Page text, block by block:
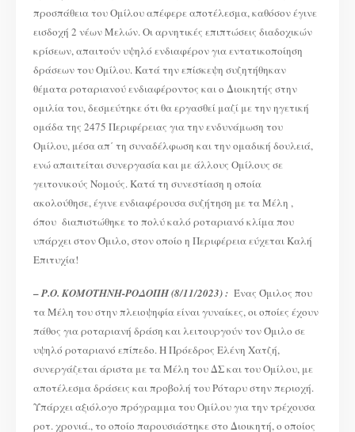
προσπάθεια του Ομίλου απέφερε αποτέλεσμα, καθόσον έγινε
εισδοχή 2 νέων Μελών. Οι αρνητικές επιπτώσεις διαδοχικών
κρίσεων, απαιτούν υψηλό ενδιαφέρον για εντατικοποίηση
δράσεων του Ομίλου. Κατά την επίσκεψη συζητήθηκαν
θέματα ροταριανού ενδιαφέροντος και ο Διοικητής στην
ομιλία του, δεσμεύτηκε ότι θα εργασθεί μαζί με την ηγετική
ομάδα της 2475 Περιφέρειας για την ενδυνάμωση του
Ομίλου, μέσα απ΄ τη συναδέλφωση και την ομαδική δουλειά,
ενώ απαιτείται συνεργασία και με άλλους Ομίλους σε
γειτονικούς Νομούς. Κατά τη συνεστίαση η οποία
ακολούθησε, έγινε ενδιαφέρουσα συζήτηση με τα Μέλη ,
όπου διαπιστώθηκε το πολύ καλό ροταριανό κλίμα που
υπάρχει στον Όμιλο, στον οποίο η Περιφέρεια εύχεται Καλή
Επιτυχία!
–Ρ.Ο. ΚΟΜΟΤΗΝΗ-ΡΟΔΟΠΗ (8/11/2023) :Ένας Όμιλος που
τα Μέλη του στην πλειοψηφία είναι γυναίκες, οι οποίες έχουν
πάθος για ροταριανή δράση και λειτουργούν τον Όμιλο σε
υψηλό ροταριανό επίπεδο. Η Πρόεδρος Ελένη Χατζή,
συνεργάζεται άριστα με τα Μέλη του ΔΣ και του Ομίλου, με
αποτέλεσμα δράσεις και προβολή του Ρόταρυ στην περιοχή.
Υπάρχει αξιόλογο πρόγραμμα του Ομίλου για την τρέχουσα
ροτ. χρονιά., το οποίο παρουσιάστηκε στο Διοικητή, ο οποίος